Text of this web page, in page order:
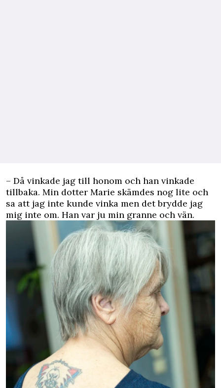
– Då vinkade jag till honom och han vinkade
tillbaka. Min dotter Marie skämdes nog lite och
sa att jag inte kunde vinka men det brydde jag
mig inte om. Han var ju min granne och vän.